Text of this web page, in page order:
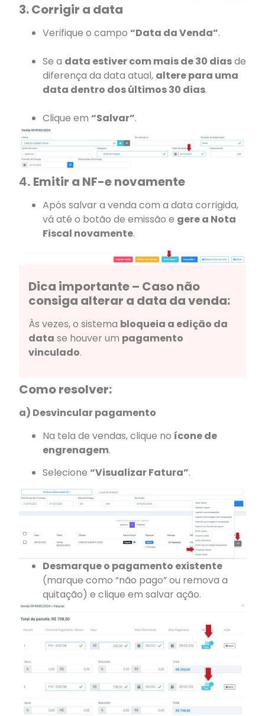
3. Corrigir a data
Verifique o campo “Data da Venda”.
Se a data estiver com mais de 30 diasde
diferença da data atual, altere para uma
data dentro dos últimos 30 dias.
Clique em “Salvar”.
4. Emitir a NF-e novamente
Após salvar a venda com a data corrigida,
vá até o botão de emissão e gere a Nota
Fiscal novamente.
Dica importante – Caso não
consiga alterar a data da venda:
Às vezes, o sistema bloqueia a edição da
data se houver um pagamento
vinculado.
Como resolver:
a) Desvincular pagamento
Na tela de vendas, clique no ícone de
engrenagem.
Selecione “Visualizar Fatura”.
Desmarque o pagamento existente
(marque como “não pago” ou remova a
quitação) e clique em salvar ação.